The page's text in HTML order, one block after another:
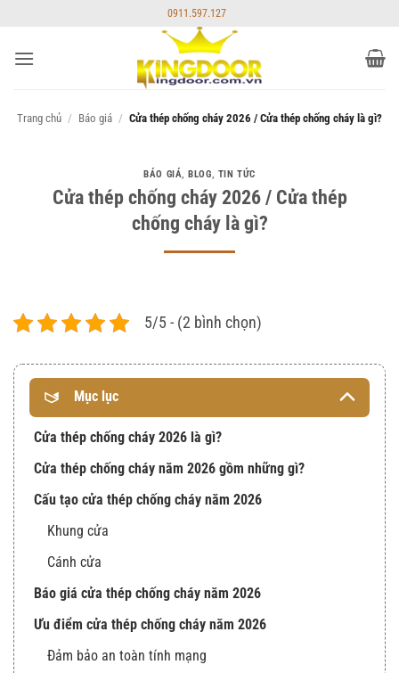
nội
0911.597.127
Trang chủ / Báo giá / Cửa thép chống cháy 2026 / Cửa thép chống cháy là gì?
BÁO GIÁ,BLOG, TIN TỨC
Cửa thép chống cháy 2026 / Cửa thép
chống cháy là gì?
5/5 - (2 bình chọn)
Mục lục
Cửa thép chống cháy 2026 là gì?
Cửa thép chống cháy năm 2026 gồm những gì?
Cấu tạo cửa thép chống cháy năm 2026
Khung cửa
Cánh cửa
Báo giá cửa thép chống cháy năm 2026
Ưu điểm cửa thép chống cháy năm 2026
Đảm bảo an toàn tính mạng